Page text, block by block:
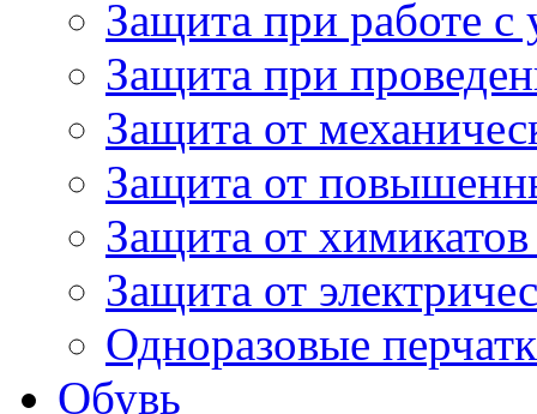
Защита при работе
Защита при
Защита от
Защита от
Защита от
Защита от
Одноразовые
Обувь